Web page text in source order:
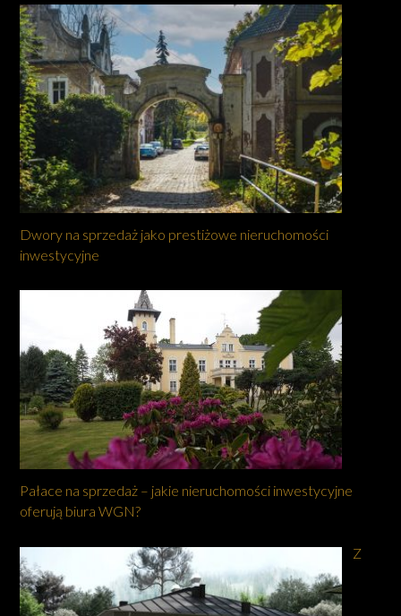
Dwory na sprzedaż jako prestiżowe nieruchomości
inwestycyjne
Pałace na sprzedaż – jakie nieruchomości inwestycyjne
oferują biura WGN?
Z